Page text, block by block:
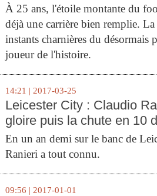
À 25 ans, l'étoile montante du
déjà une carrière bien remplie.
instants charnières du désormais
joueur de l'histoire.
14:21 | 2017-03-25
Leicester City : Claudio
gloire puis la chute en 10
En un an demi sur le banc de
Ranieri a tout connu.
09:56 | 2017-01-01